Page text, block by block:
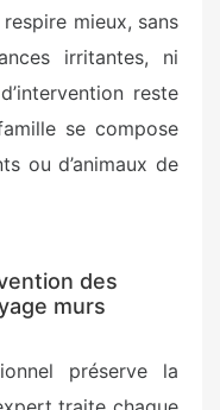
mieux, sans
irritantes, ni
reste
se compose
ou d’animaux de
des
murs
préserve la